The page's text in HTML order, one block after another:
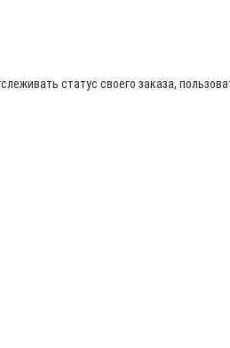
статус своего заказа,